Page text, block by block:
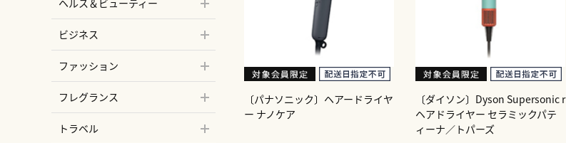
ビジネス
ファッション
フレグランス
トラベル
〔パナソニック〕ヘアードライヤ
ー ナノケア
〔ダイソン〕Dyson Supersonic r
ヘアドライヤー セラミックパテ
ィーナ／トパーズ